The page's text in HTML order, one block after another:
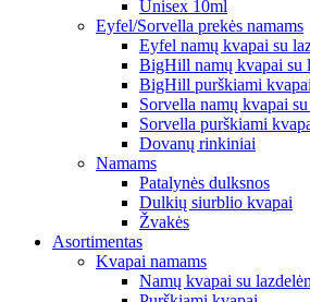
Unisex 10ml
Eyfel/Sorvella prekės namams
Eyfel namų kvapai su
BigHill namų kvapai su
BigHill purškiami kvapai
Sorvella namų kvapai
Sorvella purškiami
Dovanų rinkiniai
Namams
Patalynės dulksnos
Dulkių siurblio kvapai
Žvakės
Asortimentas
Kvapai namams
Namų kvapai su